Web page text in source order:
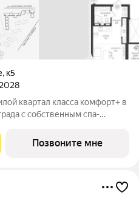
, к5
с собственным спа-
и полноценную жизнь рядом
Позвоните мне